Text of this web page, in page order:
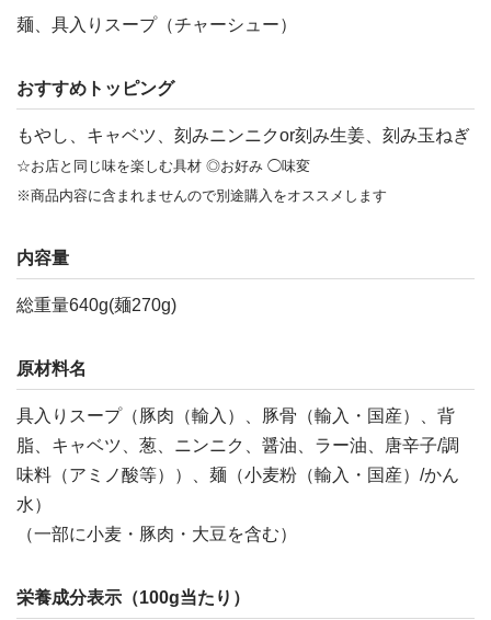
麺、具入りスープ（チャーシュー）
おすすめトッピング
もやし、キャベツ、刻みニンニクor刻み生姜、刻み玉ねぎ
☆お店と同じ味を楽しむ具材 ◎お好み ◯味変
※商品内容に含まれませんので別途購入をオススメします
内容量
総重量640g(麺270g)
原材料名
具入りスープ（豚肉（輸入）、豚骨（輸入・国産）、背
脂、キャベツ、葱、ニンニク、醤油、ラー油、唐辛子/調
味料（アミノ酸等））、麺（小麦粉（輸入・国産）/かん
水）
（一部に小麦・豚肉・大豆を含む）
栄養成分表示（100g当たり）